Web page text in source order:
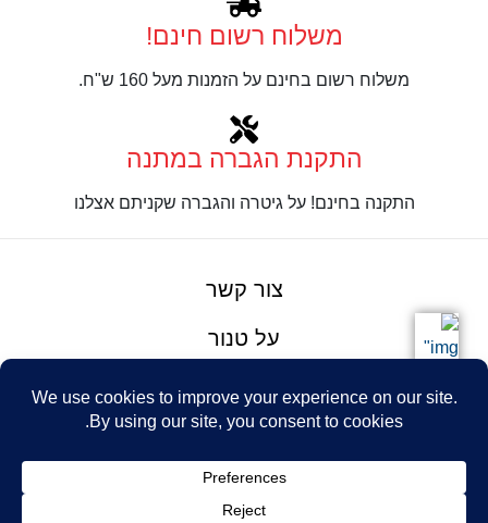
משלוח רשום חינם!
משלוח רשום בחינם על הזמנות מעל 160 ש"ח.
התקנת הגברה במתנה
התקנה בחינם! על גיטרה והגברה שקניתם אצלנו
צור קשר
על טנור
תנאים והגבלות
© Tenor Music
Ltd
Design: Eshel
Haim